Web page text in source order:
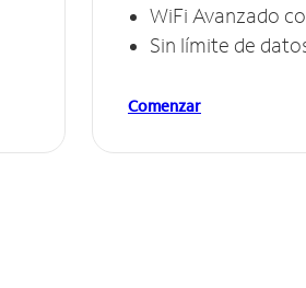
WiFi Avanzado
Sin límite de
Comenzar